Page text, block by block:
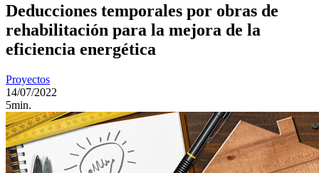
Deducciones temporales por obras de
rehabilitación para la mejora de la
eficiencia energética
Proyectos
14/07/2022
5min.